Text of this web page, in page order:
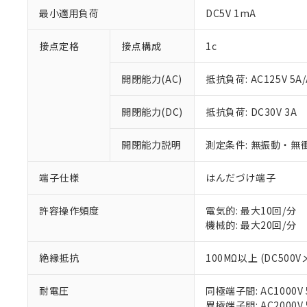
最小適用負荷 DC5V 1mA
接点定格 接点構成 1c
開閉能力(AC) 抵抗負荷: AC125V
開閉能力(DC) 抵抗負荷: DC30V 3A
開閉能力説明 測定条件: 無振動・
端子仕様 はんだづけ端子
許容操作頻度
電気的: 最大10回/分
機械的: 最大20回/分
絶縁抵抗 100MΩ以上 (DC500V
耐電圧
同極端子間:
ご利用条件
以下の条件をお読
本サービス
くものです。
当社制御機
在庫状況お
のであり、
い。
正式な納期
※1 対応状況
対応予定：EU
対応予定なし：
調査・確認中：
非該当品：ライセ
仕入先様の事情に
*EU RoHS指令（10物質
鉛(Pb) 1000ppm以下、
ル（DBP） 1000ppm以
※1 中国
「○」：最大均質
「×」：最大均質
「－」：未確認で
*中国RoHS10物質の基
Pb(鉛) :1000ppm、
Cr(Ⅵ)(六価クロム) :
DBP(フタル酸ジブチル
DEHP(フタル酸ビス(2-
当社は、こ
う）を輸出
当社は規制
ます。
当社は貴社
記
号
説明
○ 一定数